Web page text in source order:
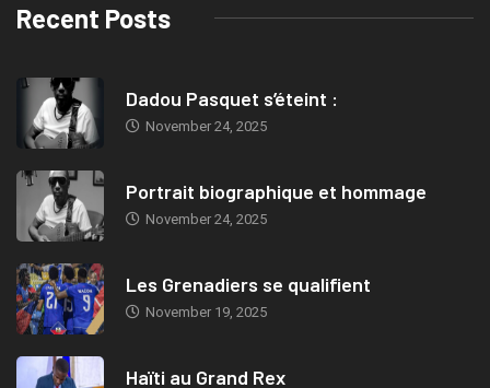
Recent Posts
Dadou Pasquet s’éteint :
November 24, 2025
Portrait biographique et hommage
November 24, 2025
Les Grenadiers se qualifient
November 19, 2025
Haïti au Grand Rex